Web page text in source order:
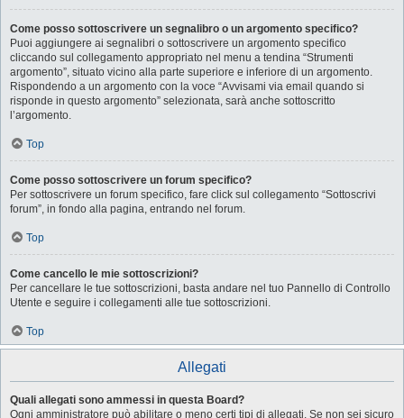
Come posso sottoscrivere un segnalibro o un argomento specifico?
Puoi aggiungere ai segnalibri o sottoscrivere un argomento specifico
cliccando sul collegamento appropriato nel menu a tendina “Strumenti
argomento”, situato vicino alla parte superiore e inferiore di un argomento.
Rispondendo a un argomento con la voce “Avvisami via email quando si
risponde in questo argomento” selezionata, sarà anche sottoscritto
l’argomento.
Top
Come posso sottoscrivere un forum specifico?
Per sottoscrivere un forum specifico, fare click sul collegamento “Sottoscrivi
forum”, in fondo alla pagina, entrando nel forum.
Top
Come cancello le mie sottoscrizioni?
Per cancellare le tue sottoscrizioni, basta andare nel tuo Pannello di Controllo
Utente e seguire i collegamenti alle tue sottoscrizioni.
Top
Allegati
Quali allegati sono ammessi in questa Board?
Ogni amministratore può abilitare o meno certi tipi di allegati. Se non sei sicuro